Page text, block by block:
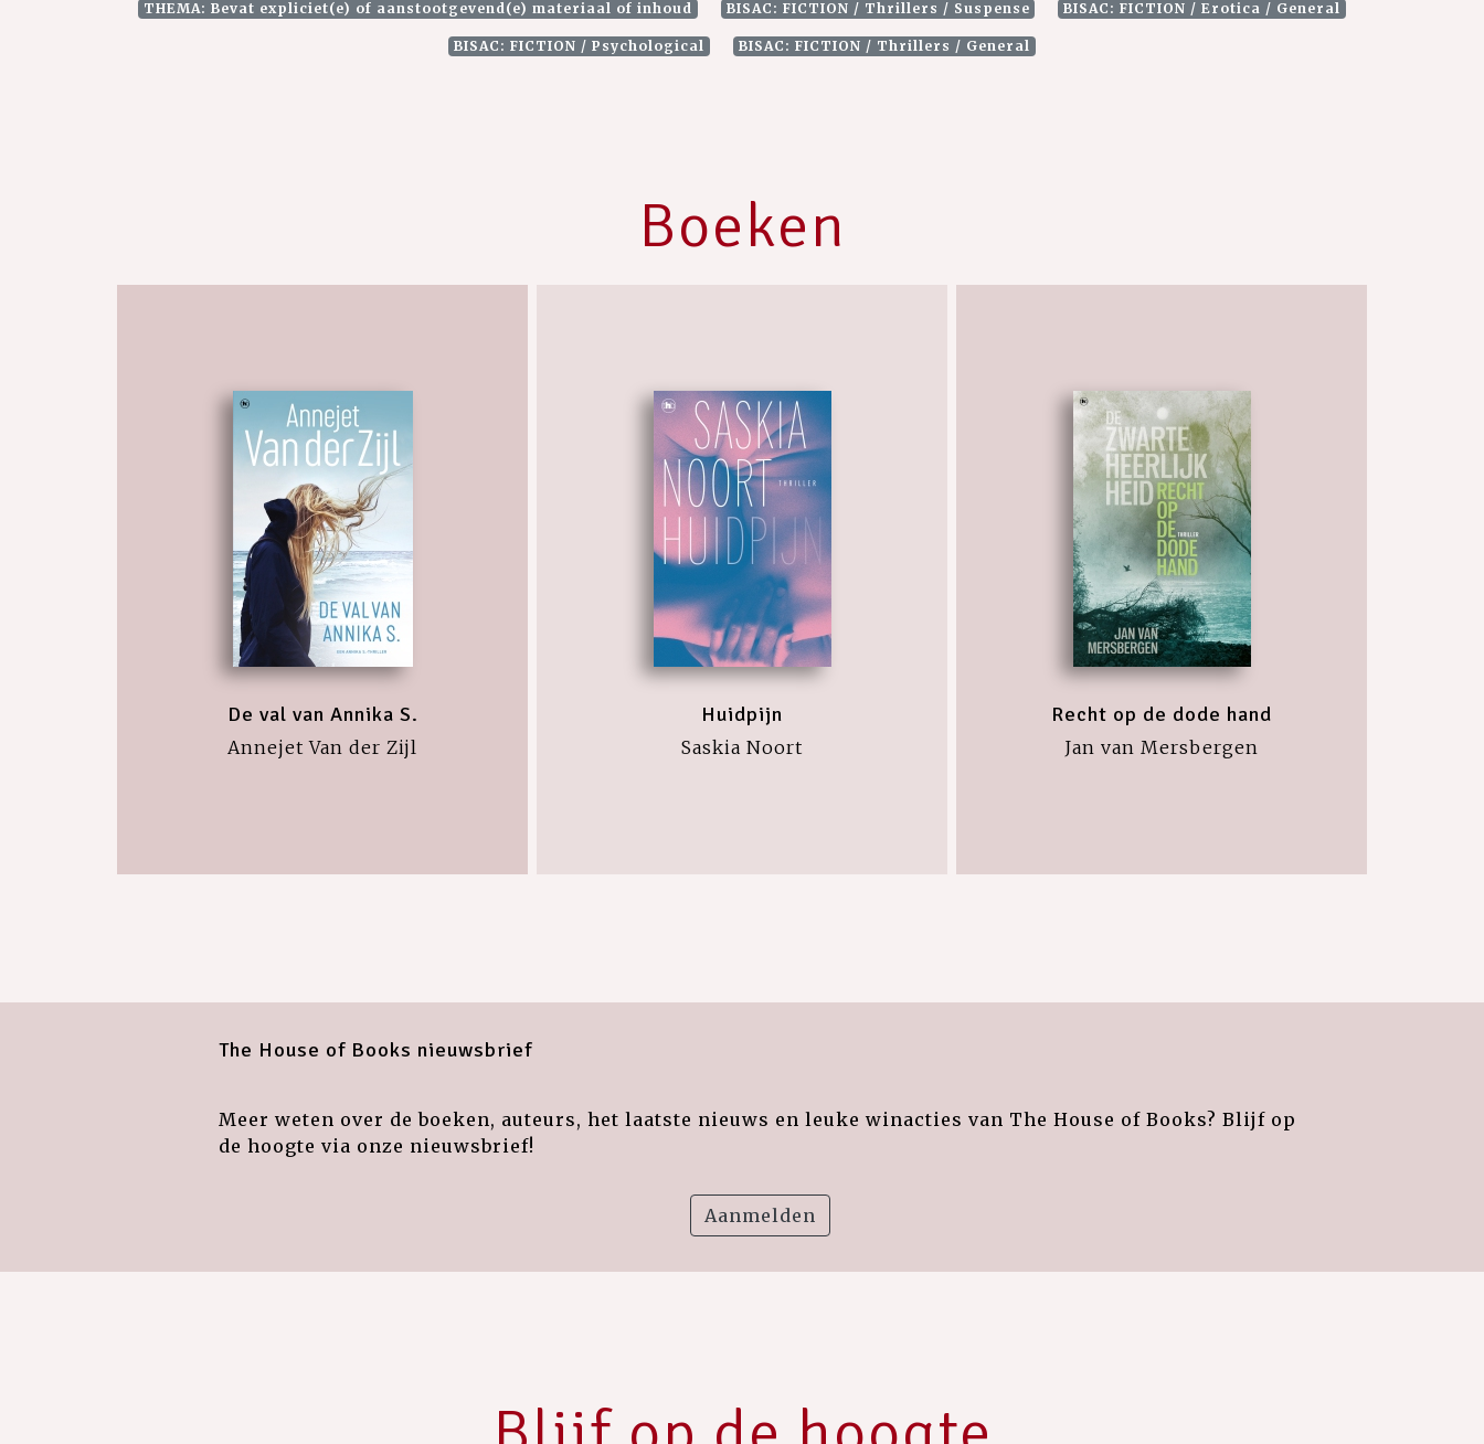
THEMA: Bevat expliciet(e) of aanstootgevend(e) materiaal of inhoud BISAC: FICTION / Thrillers / Suspense BISAC: FICTION / Erotica / General
BISAC: FICTION / Psychological BISAC: FICTION / Thrillers / General
Boeken
De val van Annika S.
Annejet Van der Zijl
Huidpijn
Saskia Noort
Recht op de dode hand
Jan van Mersbergen
The House of Books nieuwsbrief
Meer weten over de boeken, auteurs, het laatste nieuws en leuke winacties van The House of Books? Blijf op
de hoogte via onze nieuwsbrief!
Aanmelden